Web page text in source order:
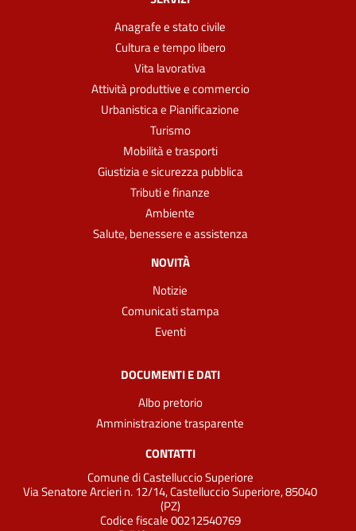
Anagrafe e stato civile
Cultura e tempo libero
Vita lavorativa
Attività produttive e commercio
Urbanistica e Pianificazione
Turismo
Mobilità e trasporti
Giustizia e sicurezza pubblica
Tributi e finanze
Ambiente
Salute, benessere e assistenza
NOVITÀ
Notizie
Comunicati stampa
Eventi
DOCUMENTI E DATI
Albo pretorio
Amministrazione trasparente
CONTATTI
Comune di Castelluccio Superiore
Via Senatore Arcieri n. 12/14, Castelluccio Superiore, 85040
(PZ)
Codice fiscale 00212540769